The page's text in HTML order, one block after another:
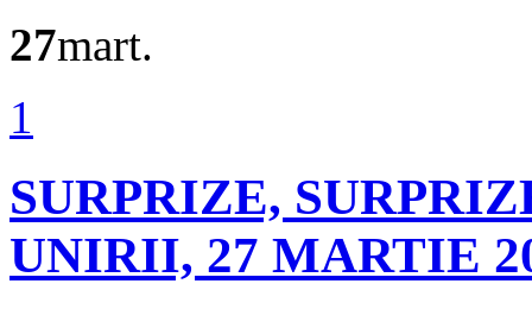
27mart.
1
SURPRIZE,
UNIRII, 27 MARTIE